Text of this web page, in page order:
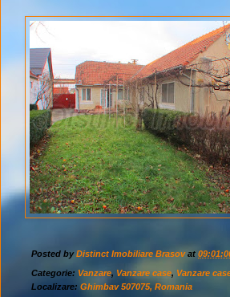
Posted byDistinct Imobiliare Brasov at
Categorie: Vanzare, Vanzare case, Vanzare
Localizare: Ghimbav 507075, Romania